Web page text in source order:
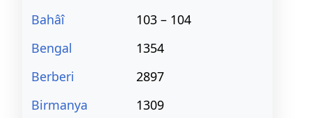
Bahâî
103 – 104
Bengal
1354
Berberi
2897
Birmanya
1309